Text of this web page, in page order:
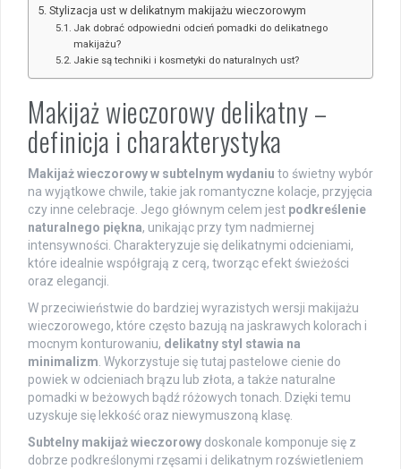
Stylizacja ust w delikatnym makijażu wieczorowym
Jak dobrać odpowiedni odcień pomadki do delikatnego
makijażu?
Jakie są techniki i kosmetyki do naturalnych ust?
Makijaż wieczorowy delikatny –
definicja i charakterystyka
Makijaż wieczorowy w subtelnym wydaniu to świetny wybór
na wyjątkowe chwile, takie jak romantyczne kolacje, przyjęcia
czy inne celebracje. Jego głównym celem jest podkreślenie
naturalnego piękna, unikając przy tym nadmiernej
intensywności. Charakteryzuje się delikatnymi odcieniami,
które idealnie współgrają z cerą, tworząc efekt świeżości
oraz elegancji.
W przeciwieństwie do bardziej wyrazistych wersji makijażu
wieczorowego, które często bazują na jaskrawych kolorach i
mocnym konturowaniu, delikatny styl stawia na
minimalizm . Wykorzystuje się tutaj pastelowe cienie do
powiek w odcieniach brązu lub złota, a także naturalne
pomadki w beżowych bądź różowych tonach. Dzięki temu
uzyskuje się lekkość oraz niewymuszoną klasę.
Subtelny makijaż wieczorowy doskonale komponuje się z
dobrze podkreślonymi rzęsami i delikatnym rozświetleniem